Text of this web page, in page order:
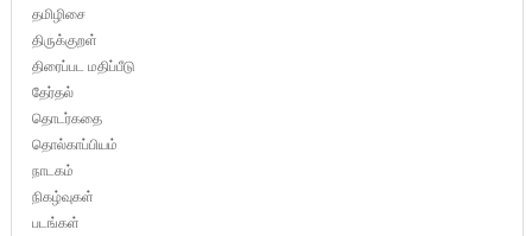
தமிழிசை
திருக்குறள்
திரைப்பட மதிப்பீடு
தேர்தல்
தொடர்கதை
தொல்காப்பியம்
நாடகம்
நிகழ்வுகள்
படங்கள்